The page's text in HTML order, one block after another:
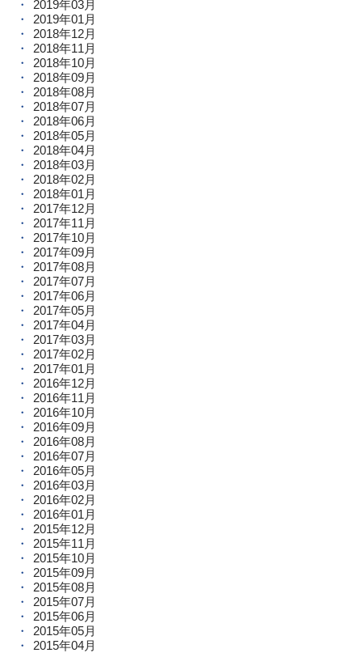
2019年03月
2019年01月
2018年12月
2018年11月
2018年10月
2018年09月
2018年08月
2018年07月
2018年06月
2018年05月
2018年04月
2018年03月
2018年02月
2018年01月
2017年12月
2017年11月
2017年10月
2017年09月
2017年08月
2017年07月
2017年06月
2017年05月
2017年04月
2017年03月
2017年02月
2017年01月
2016年12月
2016年11月
2016年10月
2016年09月
2016年08月
2016年07月
2016年05月
2016年03月
2016年02月
2016年01月
2015年12月
2015年11月
2015年10月
2015年09月
2015年08月
2015年07月
2015年06月
2015年05月
2015年04月